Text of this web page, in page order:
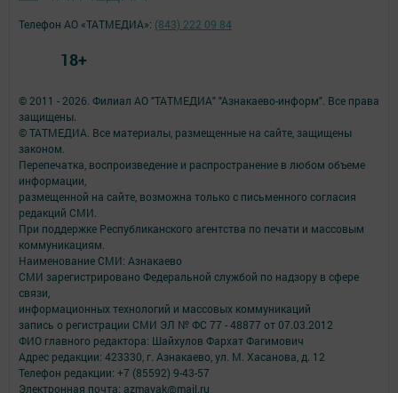
© 2011 - 2026. Филиал АО "ТАТМЕДИА" "Азнакаево-информ". Все права
защищены.
© ТАТМЕДИА. Все материалы, размещенные на сайте, защищены
законом.
Перепечатка, воспроизведение и распространение в любом объеме
информации,
размещенной на сайте, возможна только с письменного согласия
редакций СМИ.
При поддержке Республиканского агентства по печати и массовым
коммуникациям.
Наименование СМИ: Азнакаево
СМИ зарегистрировано Федеральной службой по надзору в сфере
связи,
информационных технологий и массовых коммуникаций
запись о регистрации СМИ ЭЛ № ФС 77 - 48877 от 07.03.2012
ФИО главного редактора: Шайхулов Фархат Фагимович
Адрес редакции: 423330, г. Азнакаево, ул. М. Хасанова, д. 12
Телефон редакции: +7 (85592) 9-43-57
Электронная почта: azmayak@mail.ru
Телефон АО «ТАТМЕДИА»: (843) 222 09 84
18+